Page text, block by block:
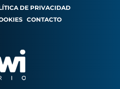
DE PRIVACIDAD
CONTACTO